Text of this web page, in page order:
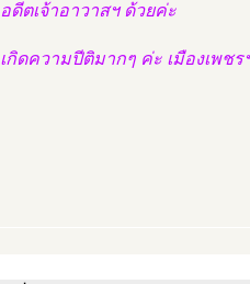
อดีตเจ้าอาวาสฯ ด้วยค่ะ
เกิดความปีติมากๆ ค่ะ เมืองเพช